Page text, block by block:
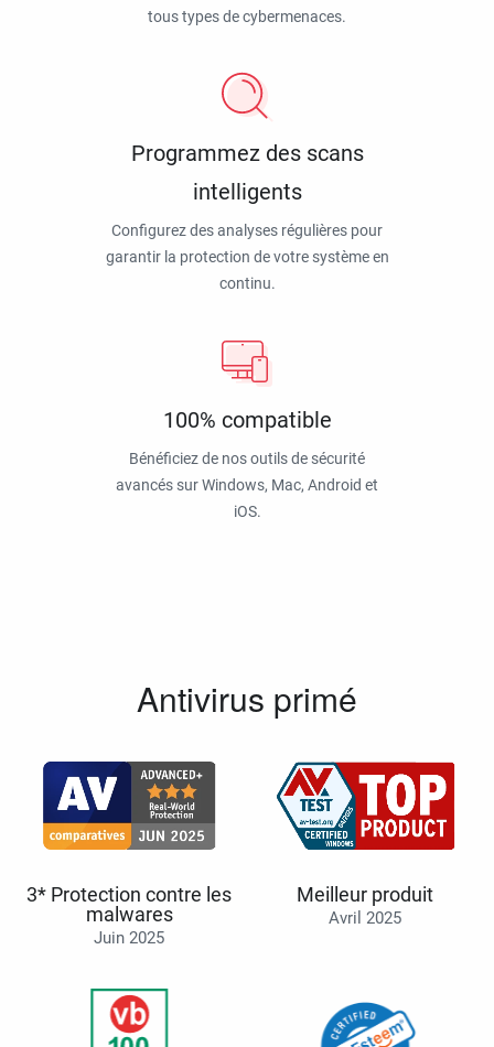
tous types de cybermenaces.
Programmez des scans
intelligents
Configurez des analyses régulières pour
garantir la protection de votre système en
continu.
100% compatible
Bénéficiez de nos outils de sécurité
avancés sur Windows, Mac, Android et
iOS.
Antivirus primé
3* Protection contre les
malwares
Juin 2025
Meilleur produit
Avril 2025